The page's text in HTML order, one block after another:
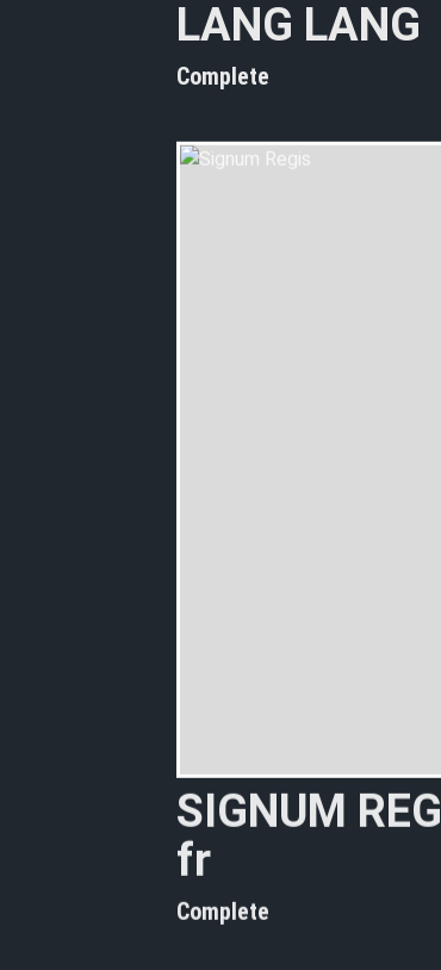
LANG LANG
Complete
SIGNUM REG
fro
Complete